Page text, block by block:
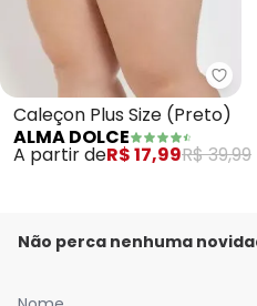
Caleçon Plus Size (Preto)
ALMA DOLCE
A partir deR$ 17,99R$ 39,99
Não perca nenhuma